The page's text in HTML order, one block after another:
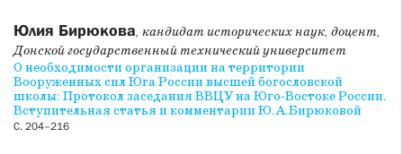
Юлия Бирюкова, кандидат исторических наук, доцент,
Донской государственный технический университет
О необходимости организации на территории
Вооруженных сил Юга России высшей богословской
школы: Протокол заседания ВВЦУ на Юго-Востоке России.
Вступительная статья и комментарии Ю.А.Бирюковой
С. 204–216